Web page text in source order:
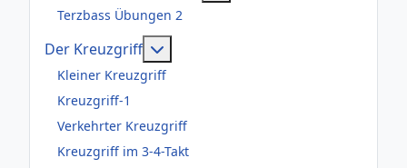
Terzbass Übungen 2
Der Kreuzgriff
Kleiner Kreuzgriff
Kreuzgriff-1
Verkehrter Kreuzgriff
Kreuzgriff im 3-4-Takt